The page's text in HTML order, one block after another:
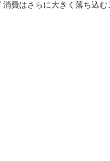
費はさらに大きく落ち込